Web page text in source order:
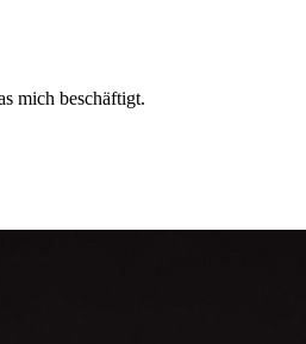
mich beschäftigt.